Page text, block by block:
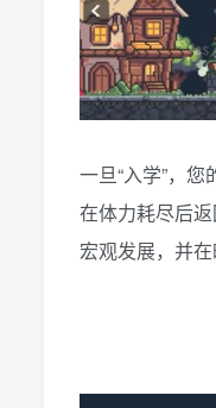
一旦“入学”，
在体力耗尽后
宏观发展，并